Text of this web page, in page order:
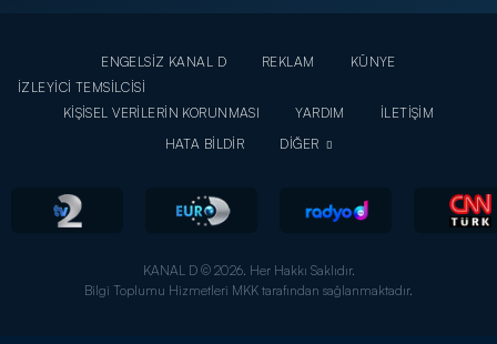
ENGELSİZ KANAL D REKLAM
KÜNYE
İZLEYİCİ TEMSİLCİSİ
KİŞİSEL VERİLERİN KORUNMASI
YARDIM
İLETİŞİM
HATA BİLDİR
DİĞER
KANAL D © 2026. Her Hakkı Saklıdır.
Bilgi Toplumu Hizmetleri MKK tarafından sağlanmaktadır.